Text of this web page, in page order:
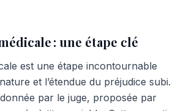
: une étape clé
est une étape incontournable
et l’étendue du préjudice subi.
par le juge, proposée par